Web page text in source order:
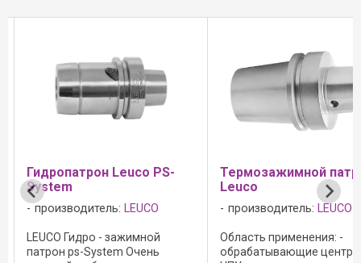
Термозажимной патрон
Leuco
производитель:LEUCO
Область применения: -
обрабатывающие центры с
Патроны Leuco с
хвостовиком SK 30
производитель:LEUCO
Область применения -
обрабатывающие